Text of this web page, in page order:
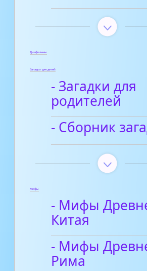
Диафильмы
Загадки для детей
- Загадки для
родителей
- Сборник
Мифы
- Мифы
Китая
- Мифы
Рима